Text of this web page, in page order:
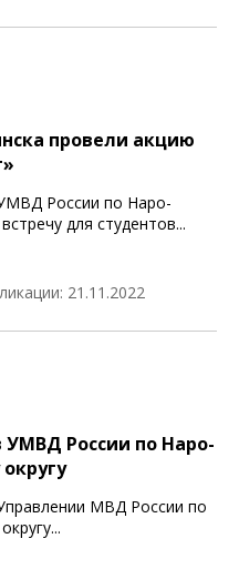
провели акцию
России по Наро-
для студентов...
21.11.2022
России по Наро-
МВД России по
...